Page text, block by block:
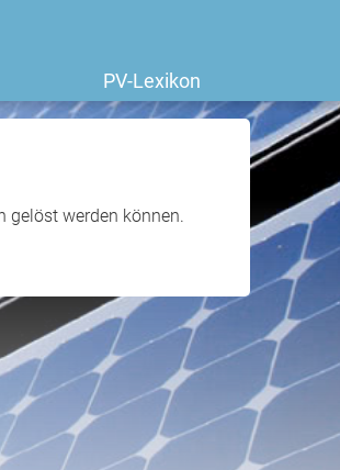
PV-Lexikon
gelöst werden können.